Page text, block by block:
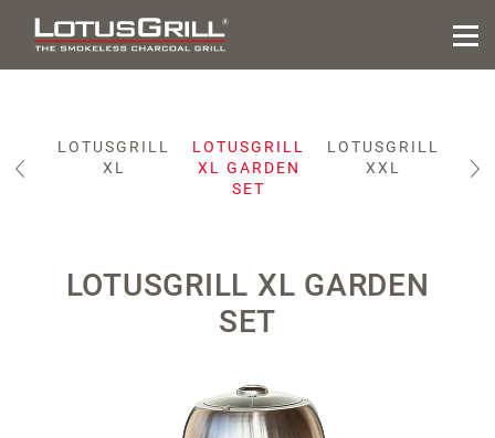
LOTUSGRILL
XL
LOTUSGRILL
XL GARDEN
SET
LOTUSGRILL
XXL
LOTUSGRILL XL GARDEN
SET